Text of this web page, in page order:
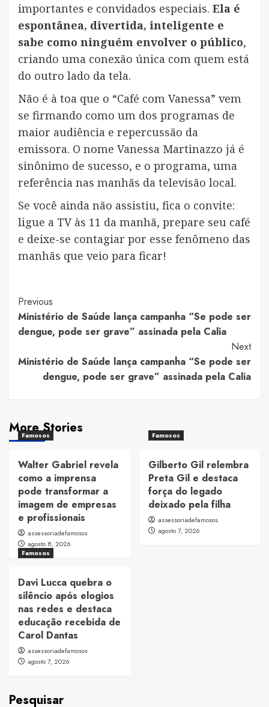
importantes e convidados especiais. Ela é
espontânea, divertida, inteligente e
sabe como ninguém envolver o público,
criando uma conexão única com quem está
do outro lado da tela.
Não é à toa que o “Café com Vanessa” vem
se firmando como um dos programas de
maior audiência e repercussão da
emissora. O nome Vanessa Martinazzo já é
sinônimo de sucesso, e o programa, uma
referência nas manhãs da televisão local.
Se você ainda não assistiu, fica o convite:
ligue a TV às 11 da manhã, prepare seu café
e deixe-se contagiar por esse fenômeno das
manhãs que veio para ficar!
Post
Navigation
Previous
Ministério de Saúde lança campanha “Se pode ser
dengue, pode ser grave” assinada pela Calia
Next
Ministério de Saúde lança campanha “Se pode ser
dengue, pode ser grave” assinada pela Calia
More Stories
Famosos
Walter Gabriel revela
como a imprensa
pode transformar a
imagem de empresas
e profissionais
assessoriadefamosos
agosto 8, 2026
Famosos
Gilberto Gil relembra
Preta Gil e destaca
força do legado
deixado pela filha
assessoriadefamosos
agosto 7, 2026
Famosos
Davi Lucca quebra o
silêncio após elogios
nas redes e destaca
educação recebida de
Carol Dantas
assessoriadefamosos
agosto 7, 2026
Pesquisar